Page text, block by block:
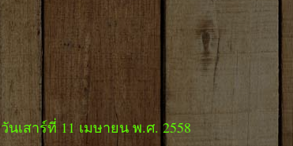
วันเสาร์ที่ 11 เมษายน พ.ศ. 2558